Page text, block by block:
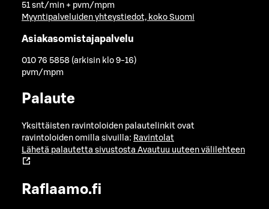
51 snt/min + pvm/mpm
Myyntipalveluiden yhteystiedot, koko Suomi
Asiakasomistajapalvelu
010 76 5858 (arkisin klo 9-16)
pvm/mpm
Palaute
Yksittäisten ravintoloiden palautelinkit ovat
ravintoloiden omilla sivuilla: Ravintolat
Lähetä palautetta sivustosta Avautuu uuteen välilehteen
Raflaamo.fi